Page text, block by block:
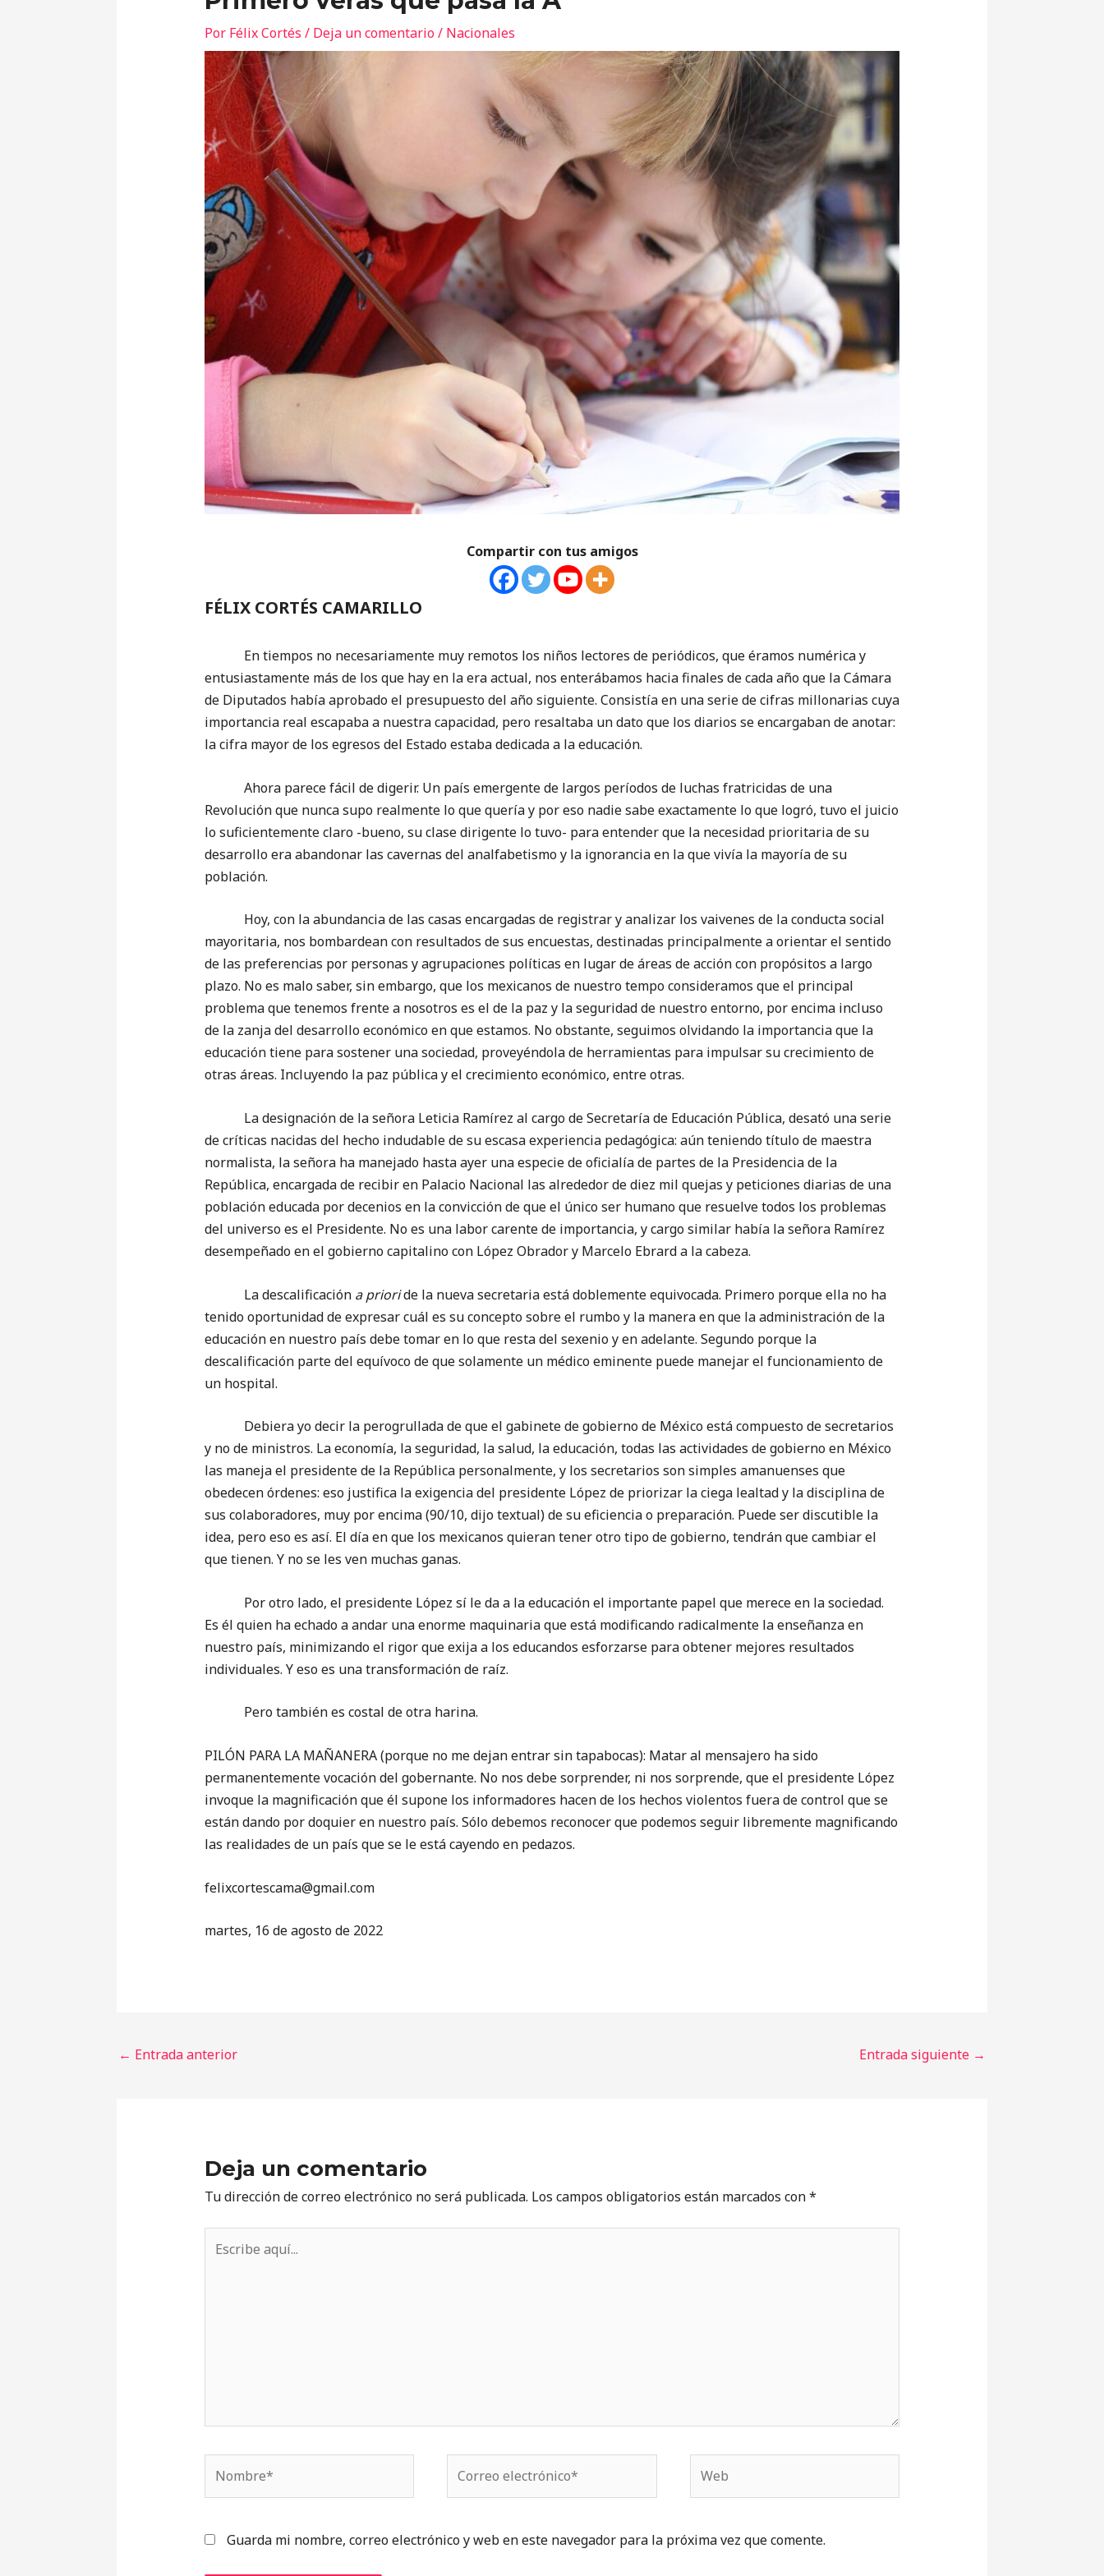
Por Félix Cortés / Deja un comentario/ Nacionales
Compartir con tus amigos
FÉLIX CORTÉS CAMARILLO
En tiempos no necesariamente muy remotos los niños lectores de periódicos, que éramos numérica y
entusiastamente más de los que hay en la era actual, nos enterábamos hacia finales de cada año que la Cámara
de Diputados había aprobado el presupuesto del año siguiente. Consistía en una serie de cifras millonarias cuya
importancia real escapaba a nuestra capacidad, pero resaltaba un dato que los diarios se encargaban de anotar:
la cifra mayor de los egresos del Estado estaba dedicada a la educación.
Ahora parece fácil de digerir. Un país emergente de largos períodos de luchas fratricidas de una
Revolución que nunca supo realmente lo que quería y por eso nadie sabe exactamente lo que logró, tuvo el juicio
lo suficientemente claro -bueno, su clase dirigente lo tuvo- para entender que la necesidad prioritaria de su
desarrollo era abandonar las cavernas del analfabetismo y la ignorancia en la que vivía la mayoría de su
población.
Hoy, con la abundancia de las casas encargadas de registrar y analizar los vaivenes de la conducta social
mayoritaria, nos bombardean con resultados de sus encuestas, destinadas principalmente a orientar el sentido
de las preferencias por personas y agrupaciones políticas en lugar de áreas de acción con propósitos a largo
plazo. No es malo saber, sin embargo, que los mexicanos de nuestro tempo consideramos que el principal
problema que tenemos frente a nosotros es el de la paz y la seguridad de nuestro entorno, por encima incluso
de la zanja del desarrollo económico en que estamos. No obstante, seguimos olvidando la importancia que la
educación tiene para sostener una sociedad, proveyéndola de herramientas para impulsar su crecimiento de
otras áreas. Incluyendo la paz pública y el crecimiento económico, entre otras.
La designación de la señora Leticia Ramírez al cargo de Secretaría de Educación Pública, desató una serie
de críticas nacidas del hecho indudable de su escasa experiencia pedagógica: aún teniendo título de maestra
normalista, la señora ha manejado hasta ayer una especie de oficialía de partes de la Presidencia de la
República, encargada de recibir en Palacio Nacional las alrededor de diez mil quejas y peticiones diarias de una
población educada por decenios en la convicción de que el único ser humano que resuelve todos los problemas
del universo es el Presidente. No es una labor carente de importancia, y cargo similar había la señora Ramírez
desempeñado en el gobierno capitalino con López Obrador y Marcelo Ebrard a la cabeza.
La descalificación a prioride la nueva secretaria está doblemente equivocada. Primero porque ella no ha
tenido oportunidad de expresar cuál es su concepto sobre el rumbo y la manera en que la administración de la
educación en nuestro país debe tomar en lo que resta del sexenio y en adelante. Segundo porque la
descalificación parte del equívoco de que solamente un médico eminente puede manejar el funcionamiento de
un hospital.
Debiera yo decir la perogrullada de que el gabinete de gobierno de México está compuesto de secretarios
y no de ministros. La economía, la seguridad, la salud, la educación, todas las actividades de gobierno en México
las maneja el presidente de la República personalmente, y los secretarios son simples amanuenses que
obedecen órdenes: eso justifica la exigencia del presidente López de priorizar la ciega lealtad y la disciplina de
sus colaboradores, muy por encima (90/10, dijo textual) de su eficiencia o preparación. Puede ser discutible la
idea, pero eso es así. El día en que los mexicanos quieran tener otro tipo de gobierno, tendrán que cambiar el
que tienen. Y no se les ven muchas ganas.
Por otro lado, el presidente López sí le da a la educación el importante papel que merece en la sociedad.
Es él quien ha echado a andar una enorme maquinaria que está modificando radicalmente la enseñanza en
nuestro país, minimizando el rigor que exija a los educandos esforzarse para obtener mejores resultados
individuales. Y eso es una transformación de raíz.
Pero también es costal de otra harina.
PILÓN PARA LA MAÑANERA (porque no me dejan entrar sin tapabocas): Matar al mensajero ha sido
permanentemente vocación del gobernante. No nos debe sorprender, ni nos sorprende, que el presidente López
invoque la magnificación que él supone los informadores hacen de los hechos violentos fuera de control que se
están dando por doquier en nuestro país. Sólo debemos reconocer que podemos seguir libremente magnificando
las realidades de un país que se le está cayendo en pedazos.
‎felixcortescama@gmail.com
martes, 16 de agosto de 2022
← Entrada anterior Entrada siguiente →
Deja un comentario
Tu dirección de correo electrónico no será publicada. Los campos obligatorios están marcados con*
aquí...
electrónico*
Guarda mi nombre, correo electrónico y web en este navegador para la próxima vez que comente.